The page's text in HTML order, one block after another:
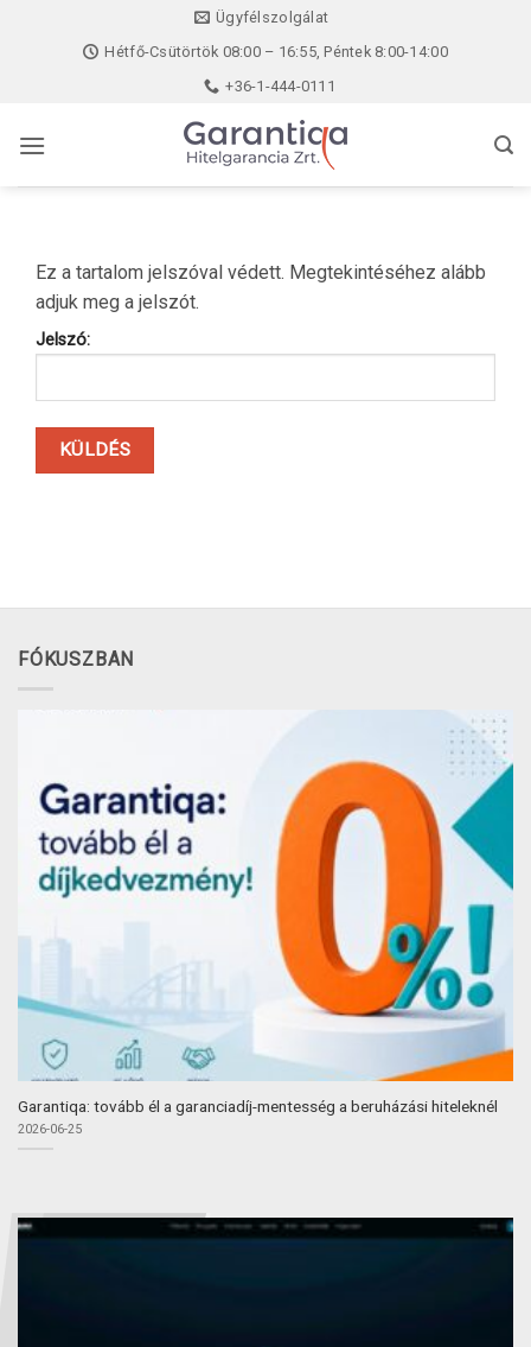
Ügyfélszolgálat
Hétfő-Csütörtök 08:00 – 16:55, Péntek 8:00-14:00
+36-1-444-0111
Ez a tartalom jelszóval védett. Megtekintéséhez alább
adjuk meg a jelszót.
Jelszó:
FÓKUSZBAN
Garantiqa: tovább él a garanciadíj-mentesség a beruházási hiteleknél
2026-06-25